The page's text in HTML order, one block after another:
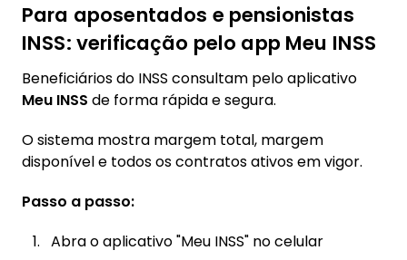
Para aposentados e pensionistas
INSS: verificação pelo app Meu INSS
Beneficiários do INSS consultam pelo aplicativo
Meu INSS de forma rápida e segura.
O sistema mostra margem total, margem
disponível e todos os contratos ativos em vigor.
Passo a passo:
Abra o aplicativo "Meu INSS" no celular